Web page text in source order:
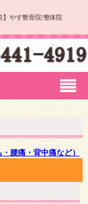
やす整骨院/整体院
腰痛・背中痛など）